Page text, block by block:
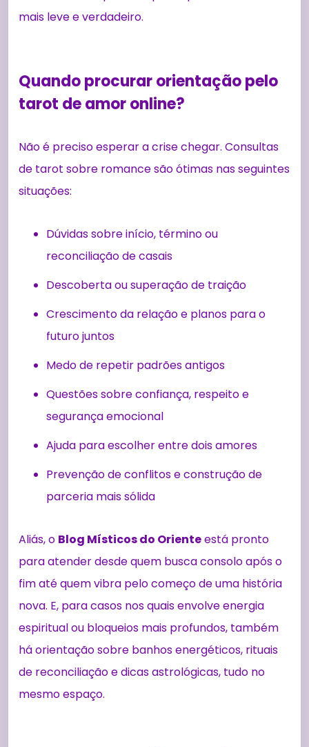
mais leve e verdadeiro.
Quando procurar orientação pelo
tarot de amor online?
Não é preciso esperar a crise chegar. Consultas
de tarot sobre romance são ótimas nas seguintes
situações:
Dúvidas sobre início, término ou
reconciliação de casais
Descoberta ou superação de traição
Crescimento da relação e planos para o
futuro juntos
Medo de repetir padrões antigos
Questões sobre confiança, respeito e
segurança emocional
Ajuda para escolher entre dois amores
Prevenção de conflitos e construção de
parceria mais sólida
Aliás, o Blog Místicos do Orienteestá pronto
para atender desde quem busca consolo após o
fim até quem vibra pelo começo de uma história
nova. E, para casos nos quais envolve energia
espiritual ou bloqueios mais profundos, também
há orientação sobre banhos energéticos, rituais
de reconciliação e dicas astrológicas, tudo no
mesmo espaço.